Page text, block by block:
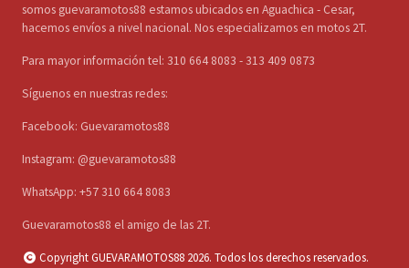
somos guevaramotos88 estamos ubicados en Aguachica - Cesar,
hacemos envíos a nivel nacional. Nos especializamos en motos 2T.
Para mayor información tel: 310 664 8083 - 313 409 0873
Síguenos en nuestras redes:
Facebook: Guevaramotos88
Instagram: @guevaramotos88
WhatsApp: +57 310 664 8083
Guevaramotos88 el amigo de las 2T.
Copyright GUEVARAMOTOS88 2026. Todos los derechos reservados.